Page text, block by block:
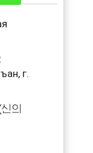
г.
의